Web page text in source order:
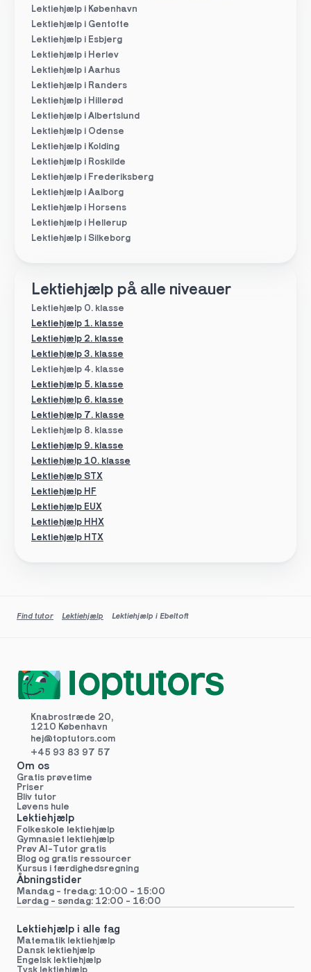
Lektiehjælp i København
Lektiehjælp i Gentofte
Lektiehjælp i Esbjerg
Lektiehjælp i Herlev
Lektiehjælp i Aarhus
Lektiehjælp i Randers
Lektiehjælp i Hillerød
Lektiehjælp i Albertslund
Lektiehjælp i Odense
Lektiehjælp i Kolding
Lektiehjælp i Roskilde
Lektiehjælp i Frederiksberg
Lektiehjælp i Aalborg
Lektiehjælp i Horsens
Lektiehjælp i Hellerup
Lektiehjælp i Silkeborg
Lektiehjælp på alle niveauer
Lektiehjælp 0. klasse
Lektiehjælp 4. klasse
Lektiehjælp 5. klasse
Lektiehjælp 8. klasse
Lektiehjælp 1. klasse
Lektiehjælp 6. klasse
Lektiehjælp 7. klasse
Lektiehjælp 2. klasse
Lektiehjælp 3. klasse
Lektiehjælp 9. klasse
Lektiehjælp 10. klasse
Lektiehjælp HF
Lektiehjælp EUX
Lektiehjælp STX
Lektiehjælp HHX
Lektiehjælp HTX
Find tutor Lektiehjælp Lektiehjælp i Ebeltoft
Knabrostræde 20,
1210 København
hej@toptutors.com
+45 93 83 97 57
Om os
Gratis prøvetime
Priser
Bliv tutor
Løvens hule
Lektiehjælp
Folkeskole lektiehjælp
Gymnasiet lektiehjælp
Prøv AI-Tutor gratis
Blog og gratis ressourcer
Kursus i færdighedsregning
Åbningstider
Mandag - fredag: 10:00 - 15:00
Lørdag - søndag: 12:00 - 16:00
Lektiehjælp i alle fag
Matematik lektiehjælp
Dansk lektiehjælp
Engelsk lektiehjælp